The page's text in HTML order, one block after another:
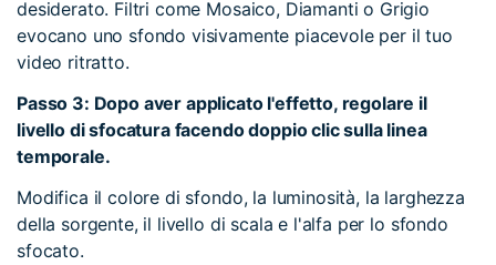
desiderato. Filtri come Mosaico, Diamanti o Grigio
evocano uno sfondo visivamente piacevole per il tuo
video ritratto.
Passo 3: Dopo aver applicato l'effetto, regolare il
livello di sfocatura facendo doppio clic sulla linea
temporale.
Modifica il colore di sfondo, la luminosità, la larghezza
della sorgente, il livello di scala e l'alfa per lo sfondo
sfocato.